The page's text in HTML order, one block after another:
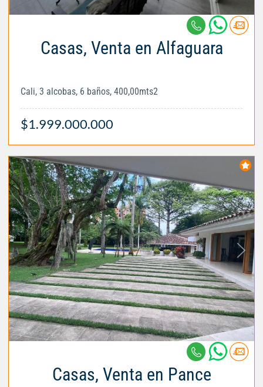
Casas, Venta en Alfaguara
Cali, 3 alcobas, 6 baños, 400,00mts2
$1.999.000.000
Casas, Venta en Pance